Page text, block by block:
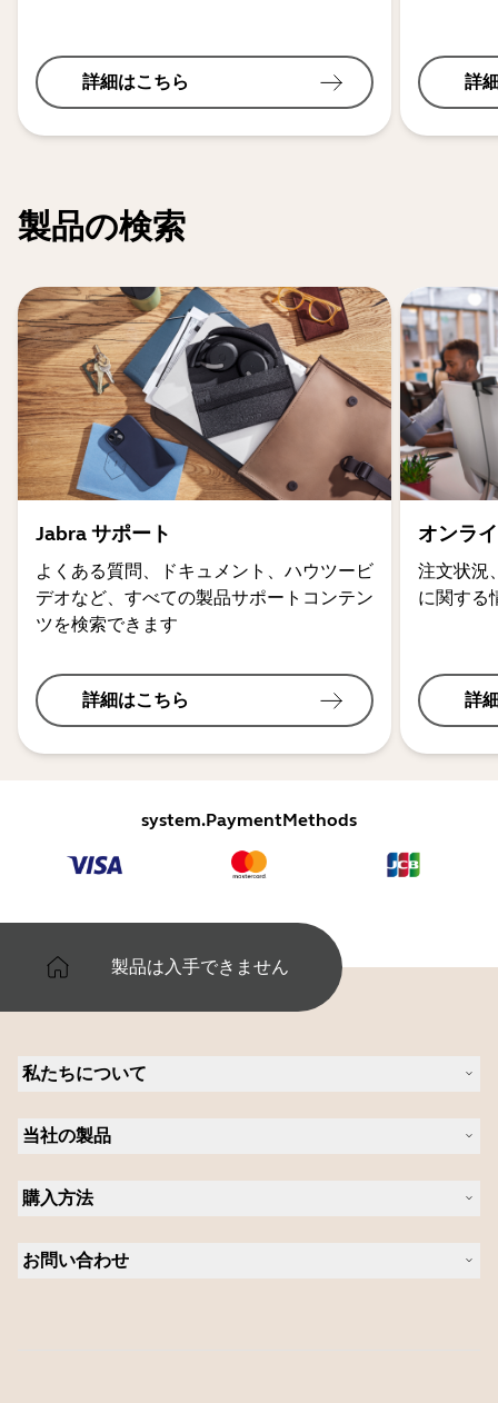
詳細はこちら 詳
製品の検索
Jabra サポート
よくある質問、ドキュメント、ハウツービ
デオなど、すべての製品サポートコンテン
ツを検索できます
詳細はこちら
オンラ
注文状況
に関する
詳
system.PaymentMethods
製品は入手できません
私たちについて
キャリア
ニュースとプレスリリース
ブログを読む
ケーススタディ
当社の製品
スピーカーフォン
パーソナルカメラ
ソフトウェア
購入方法
認定代理店
お問い合わせ